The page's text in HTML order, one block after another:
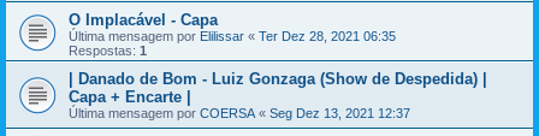
O Implacável - Capa
Última mensagem por Elilissar « Ter Dez 28, 2021 06:35
Respostas: 1
| Danado de Bom - Luiz Gonzaga (Show de Despedida) |
Capa + Encarte |
Última mensagem por COERSA « Seg Dez 13, 2021 12:37